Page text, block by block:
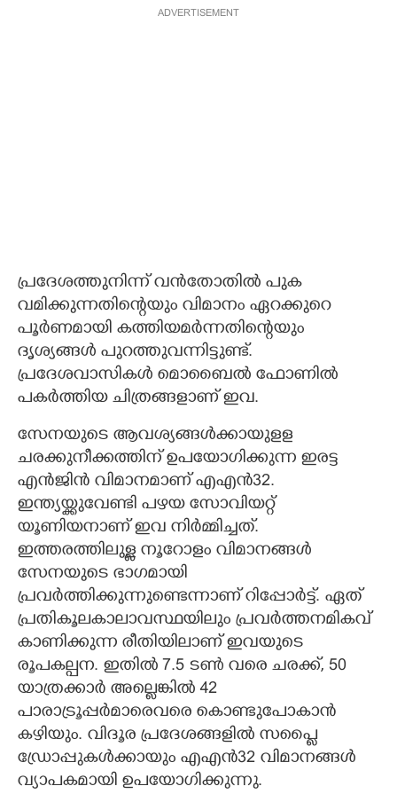
ADVERTISEMENT
പ്രദേശത്തുനിന്ന് വൻതാേതിൽ പുക
വമിക്കുന്നതിന്റെയും വിമാനം ഏറക്കുറെ
പൂർണമായി കത്തിയമർന്നതിന്റെയും
ദൃശ്യങ്ങൾ പുറത്തുവന്നിട്ടുണ്ട്.
പ്രദേശവാസികൾ മൊബൈൽ ഫാേണിൽ
പകർത്തിയ ചിത്രങ്ങളാണ് ഇവ.
സേനയുടെ ആവശ്യങ്ങൾക്കായുളള
ചരക്കുനീക്കത്തിന് ഉപയോഗിക്കുന്ന ഇരട്ട
എൻജിൻ വിമാനമാണ് എഎൻ32.
ഇന്ത്യയ്ക്കുവേണ്ടി പഴയ സോവിയറ്റ്
യൂണിയനാണ് ഇവ നിർമ്മിച്ചത്.
ഇത്തരത്തിലുള്ള നൂറോളം വിമാനങ്ങൾ
സേനയുടെ ഭാഗമായി
പ്രവർത്തിക്കുന്നുണ്ടെന്നാണ് റിപ്പോർട്ട്. ഏത്
പ്രതികൂലകാലാവസ്ഥയിലും പ്രവർത്തനമികവ്
കാണിക്കുന്ന രീതിയിലാണ് ഇവയുടെ
രൂപകല്പന. ഇതിൽ 7.5 ടൺ വരെ ചരക്ക്, 50
യാത്രക്കാർ അല്ലെങ്കിൽ 42
പാരാട്രൂപ്പർമാരെവരെ കൊണ്ടുപോകാൻ
കഴിയും. വിദൂര പ്രദേശങ്ങളിൽ സപ്ലൈ
ഡ്രോപ്പുകൾക്കായും എഎൻ32 വിമാനങ്ങൾ
വ്യാപകമായി ഉപയോഗിക്കുന്നു.